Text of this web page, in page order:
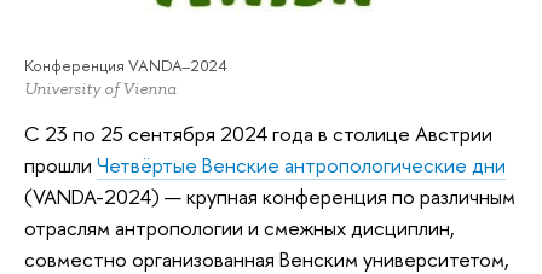
Конференция VANDA–2024
University of Vienna
С 23 по 25 сентября 2024 года в столице Австрии
прошли Четвёртые Венские антропологические дни
(VANDA-2024) — крупная конференция по различным
отраслям антропологии и смежных дисциплин,
совместно организованная Венским университетом,